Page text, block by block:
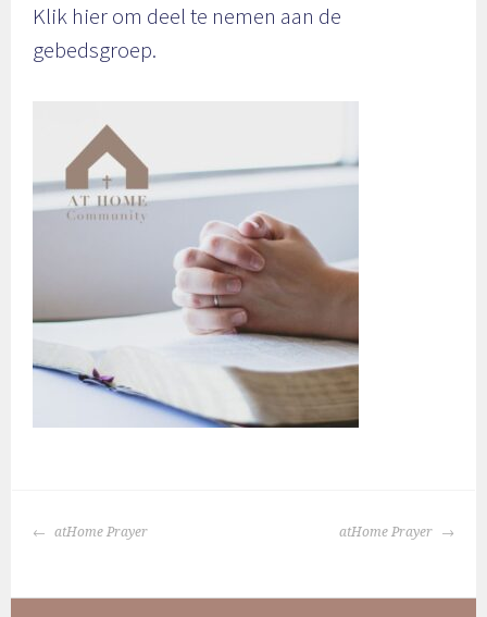
Klik hier om deel te nemen aan de
gebedsgroep.
BERICHTNAVIGATIE
atHome Prayer atHome Prayer